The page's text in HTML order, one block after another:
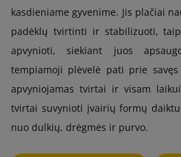
kasdieniame gyvenime. Jis plačiai
padėklų tvirtinti ir stabilizuoti,
apvynioti, siekiant juos
tempiamoji plėvelė pati prie
apvyniojamas tvirtai ir visam
tvirtai suvynioti įvairių formų
nuo dulkių, drėgmės ir purvo.